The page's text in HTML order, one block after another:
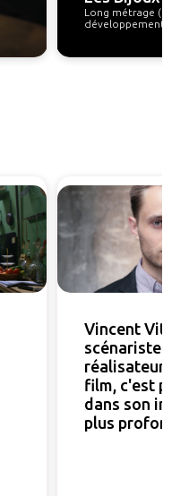
Long métrage (en
développement)
Vincent Vitte,
scénariste et
réalisateur :
film, c'est
dans son
plus profonde